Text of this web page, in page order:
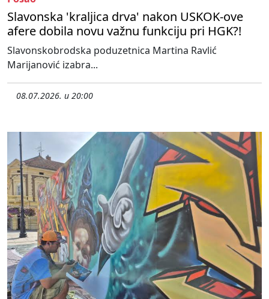
Slavonska 'kraljica drva' nakon USKOK-ove
afere dobila novu važnu funkciju pri HGK?!
Slavonskobrodska poduzetnica Martina Ravlić
Marijanović izabra...
08.07.2026. u 20:00